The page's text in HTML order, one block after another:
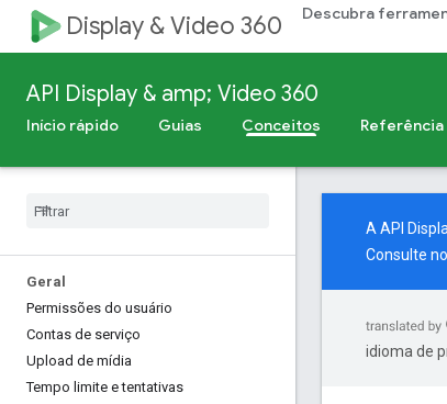
Display & Video 360 Descubra
API Display & amp; Video 360
Início rápido Guias Conceitos Referência
Geral
Permissões do usuário
Contas de serviço
Upload de mídia
Tempo limite e tentativas
A API
Consulte
idioma de